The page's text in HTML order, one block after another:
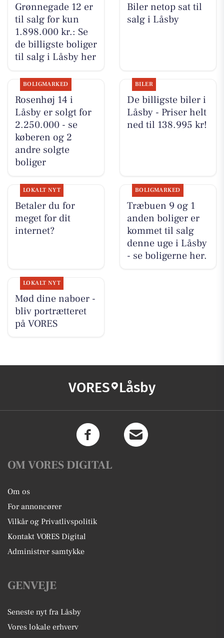
Grønnegade 12 er
til salg for kun
1.898.000 kr.: Se
de billigste boliger
til salg i Låsby her
Biler netop sat til
salg i Låsby
BOLIGMARKED
Rosenhøj 14 i
Låsby er solgt for
2.250.000 - se
køberen og 2
andre solgte
boliger
BILER
De billigste biler i
Låsby - Priser helt
ned til 138.995 kr!
LOKALT NYT
Betaler du for
meget for dit
internet?
BOLIGMARKED
Træbuen 9 og 1
anden boliger er
kommet til salg
denne uge i Låsby
- se boligerne her.
LOKALT NYT
Mød dine naboer -
bliv portrætteret
på VORES
VORES Låsby
OM VORES DIGITAL
Om os
For annoncører
Vilkår og Privatlivspolitik
Kontakt VORES Digital
Administrer samtykke
GENVEJE
Seneste nyt fra Låsby
Vores lokale erhverv